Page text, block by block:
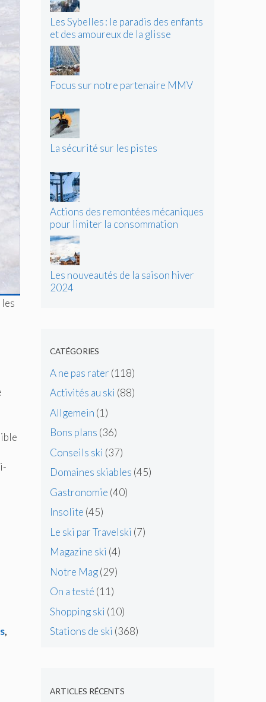
les
,
Les Sybelles : le paradis des enfants
et des amoureux de la glisse
Focus sur notre partenaire MMV
La sécurité sur les pistes
Actions des remontées mécaniques
pour limiter la consommation
d’énergie
Les nouveautés de la saison hiver
2024
CATÉGORIES
A ne pas rater (118)
Activités au ski (88)
Allgemein (1)
Bons plans (36)
Conseils ski (37)
Domaines skiables (45)
Gastronomie (40)
Insolite (45)
Le ski par Travelski (7)
Magazine ski (4)
Notre Mag(29)
On a testé (11)
Shopping ski (10)
Stations de ski (368)
ARTICLES RÉCENTS